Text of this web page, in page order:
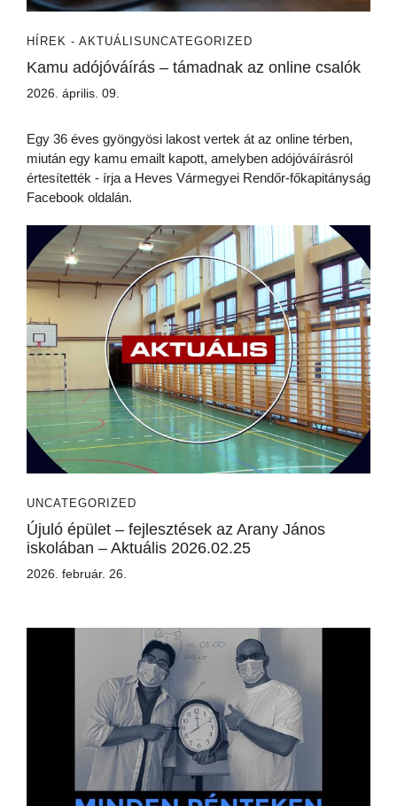
HÍREK - AKTUÁLIS UNCATEGORIZED
Kamu adójóváírás – támadnak az online csalók
2026. április. 09.
Egy 36 éves gyöngyösi lakost vertek át az online térben,
miután egy kamu emailt kapott, amelyben adójóváírásról
értesítették - írja a Heves Vármegyei Rendőr-főkapitányság
Facebook oldalán.
UNCATEGORIZED
Újuló épület – fejlesztések az Arany János
iskolában – Aktuális 2026.02.25
2026. február. 26.